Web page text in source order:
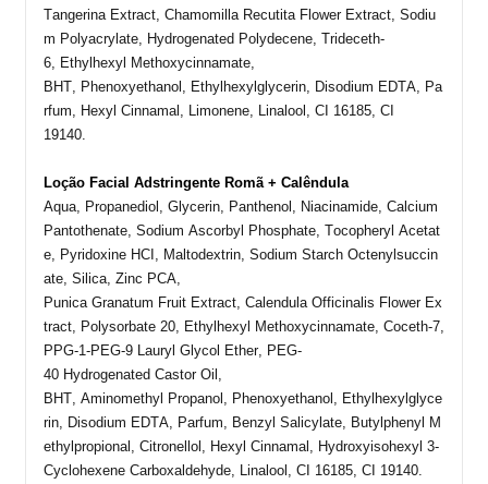
Tangerina Extract Chamomilla Recutita Flower Extract Sodiu
m Polyacrylate Hydrogenated Polydecene , Trideceth-
6,
Ethylhexyl Methoxycinnamate
BHT,
Phenoxyethanol Ethylhexylglycerin Disodium EDTA,
Pa
rfum
Hexyl Cinnamal Limonene Linalool
, CI 16185, CI
19140.
Loção Facial Adstringente Romã + Calêndula
Aqua,
Propanediol Glycerin Panthenol Niacinamide Calcium
Pantothenate Sodium Ascorbyl Phosphate Tocopheryl Acetat
e
Pyridoxine HCI, Maltodextrin Sodium Starch Octenylsuccin
ate Silica Zinc PCA,
Punica Granatum Fruit Extract Calendula Officinalis Flower Ex
tract
Polysorbate 20, Ethylhexyl Methoxycinnamate , Coceth-7,
PPG-1-PEG-9
Lauryl Glycol Ether, PEG-
40 Hydrogenated Castor Oil
BHT, Aminomethyl Propanol, Phenoxyethanol
Ethylhexylglyce
rin
Disodium EDTA, Parfum Benzyl Salicylate Butylphenyl M
ethylpropional
Citronellol Hexyl Cinnamal Hydroxyisohexyl 3-
Cyclohexene Carboxaldehyde Linalool , CI 16185, CI 19140.